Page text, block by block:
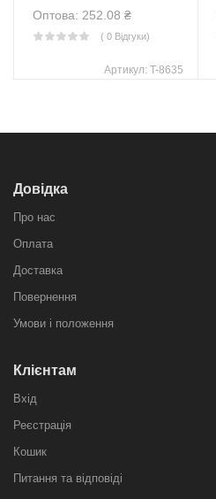
Оптова: 252.08 ₴
( 0 Відгуки)
Артикул: T-8635
Довідка
Про нас
Оплата
Доставка
Повернення
Умови і положення
Клієнтам
Вхід
Реєстрація
Кошик
Питання та відповіді